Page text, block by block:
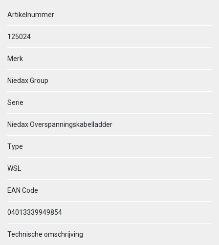
Artikelnummer
125024
Merk
Niedax Group
Serie
Niedax Overspanningskabelladder
Type
WSL
EAN Code
04013339949854
Technische omschrijving